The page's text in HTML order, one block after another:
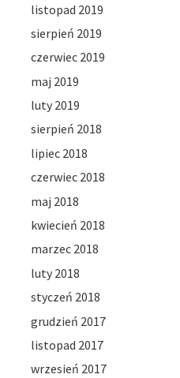
listopad 2019
sierpień 2019
czerwiec 2019
maj 2019
luty 2019
sierpień 2018
lipiec 2018
czerwiec 2018
maj 2018
kwiecień 2018
marzec 2018
luty 2018
styczeń 2018
grudzień 2017
listopad 2017
wrzesień 2017